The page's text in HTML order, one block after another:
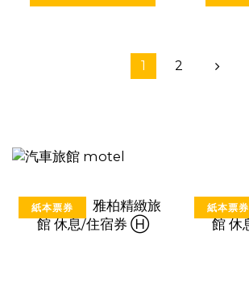
1 2
紙本票券 紙本票券